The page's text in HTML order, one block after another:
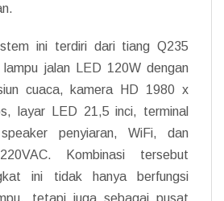
ini terdiri dari tiang Q235
jalan LED 120W dengan
cuaca, kamera HD 1980 x
layar LED 21,5 inci, terminal
penyiaran, WiFi, dan
Kombinasi tersebut
ini tidak hanya berfungsi
tetapi juga sebagai pusat